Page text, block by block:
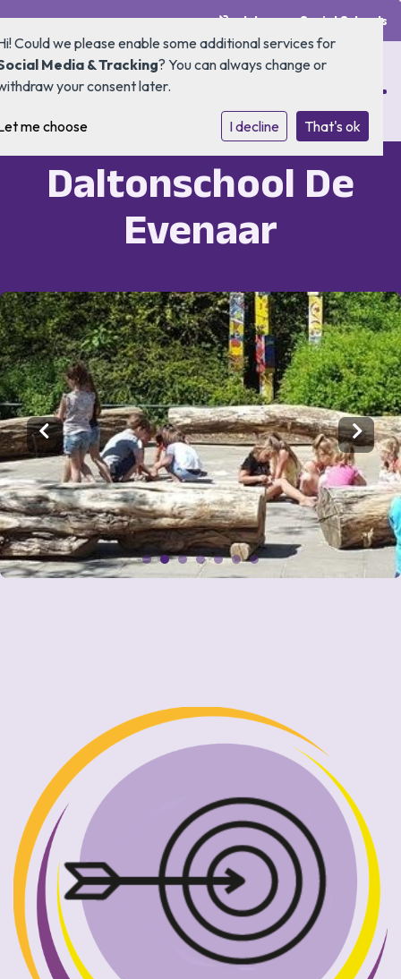
Inloggen Social Schools
Home
Onze school
SAAM*
Contact
Buitenschoolse opvang
Daltonschool De
Evenaar
Could we please enable some additional services for
Media & Tracking? You can always change or
your consent later.
me choose I decline That's ok